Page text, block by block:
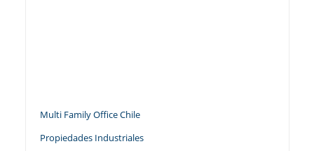
Multi Family Office Chile
Propiedades Industriales